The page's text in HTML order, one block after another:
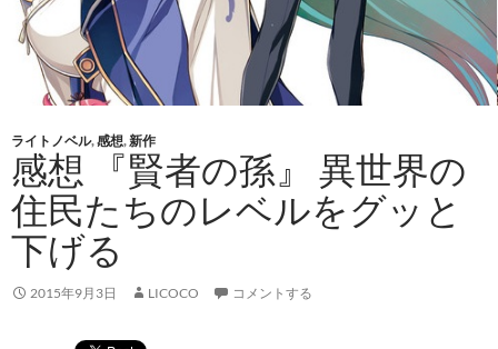
ッ
プ
ライトノベル,感想,新作
感想 『賢者の孫』 異世界の
住民たちのレベルをグッと
下げる
2015年9月3日 LICOCO コメントする